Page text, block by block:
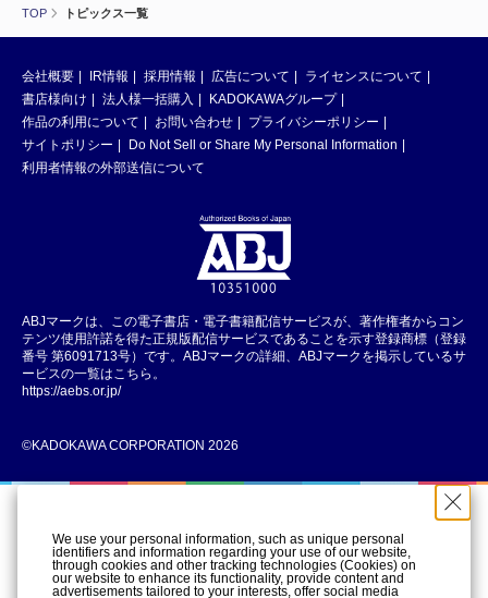
TOP トピックス一覧
会社概要 IR情報 採用情報 広告について
ライセンスについて
書店様向け
法人様一括購入
KADOKAWAグループ
作品の利用について
お問い合わせ
プライバシーポリシー
サイトポリシー
Do Not Sell or Share My Personal Information
利用者情報の外部送信について
ABJマークは、この電子書店・電子書籍配信サービスが、著作権者からコン
テンツ使用許諾を得た正規版配信サービスであることを示す登録商標（登録
番号 第6091713号）です。ABJマークの詳細、ABJマークを掲示しているサ
ービスの一覧はこちら。
https://aebs.or.jp/
©KADOKAWA CORPORATION 2026
We use your personal information, such as unique personal
identifiers and information regarding your use of our website,
through cookies and other tracking technologies (Cookies) on
our website to enhance its functionality, provide content and
advertisements tailored to your interests, offer social media